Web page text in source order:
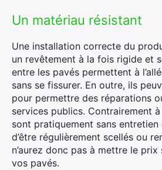
Un matériau résistant
Une installation correcte du
un revêtement à la fois rigide et
entre les pavés permettent à
sans se fissurer. En outre, ils
pour permettre des réparations
services publics. Contrairement à
sont pratiquement sans entretien
d’être régulièrement scellés ou
n’aurez donc pas à mettre le
vos pavés.